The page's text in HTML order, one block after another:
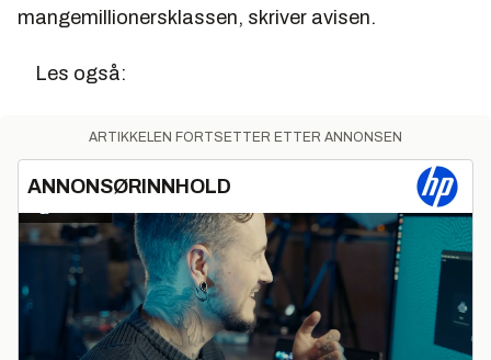
mangemillionersklassen, skriver avisen.
Les også:
ARTIKKELEN FORTSETTER ETTER ANNONSEN
ANNONSØRINNHOLD